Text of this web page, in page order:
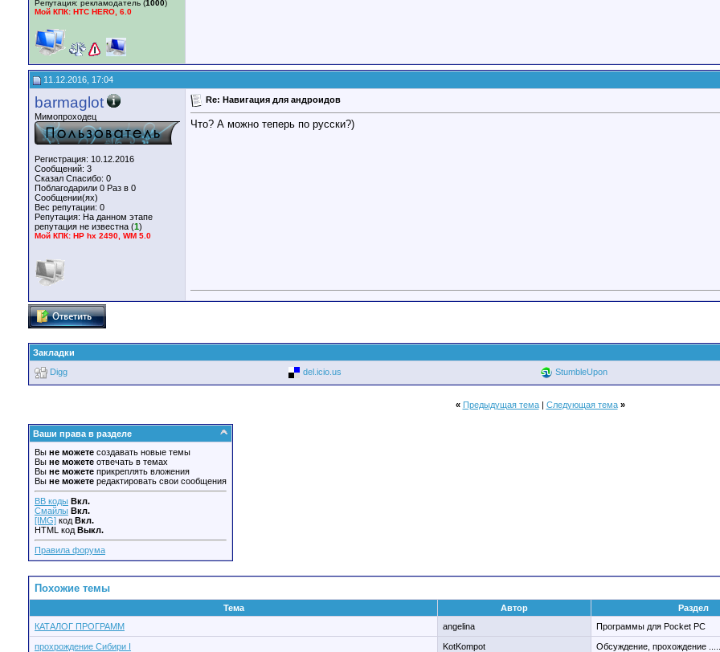
Репутация: рекламодатель (1000)
Мой КПК: HTC HERO, 6.0
11.12.2016, 17:04
barmaglot
Мимопроходец
Регистрация: 10.12.2016
Сообщений: 3
Сказал Спасибо: 0
Поблагодарили 0 Раз в 0
Сообщении(ях)
Вес репутации: 0
Репутация: На данном этапе
репутация не известна (1)
Мой КПК: HP hx 2490, WM 5.0
Re: Навигация для андроидов
Что? А можно теперь по русски?)
Закладки
Digg
del.icio.us StumbleUpon
« Предыдущая тема| Следующая тема »
Ваши права в разделе
Вы не можете создавать новые темы
Вы не можете отвечать в темах
Вы не можете прикреплять вложения
Вы не можете редактировать свои сообщения
BB коды Вкл.
Смайлы Вкл.
[IMG] код Вкл.
HTML код Выкл.
Правила форума
Похожие темы
Тема Автор
Раздел
КАТАЛОГ ПРОГРАММ
angelina Программы для Pocket PC
прохрождение Сибири I KotKompot Обсуждение, прохождение .....